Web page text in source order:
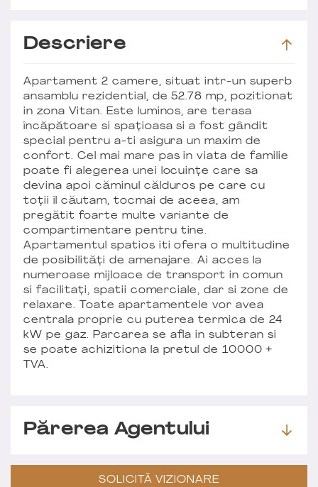
Descriere
Apartament 2 camere, situat intr-un superb
ansamblu rezidential, de 52.78 mp, pozitionat
in zona Vitan. Este luminos, are terasa
încăpătoare si spațioasa si a fost gândit
special pentru a-ti asigura un maxim de
confort. Cel mai mare pas in viata de familie
poate fi alegerea unei locuințe care sa
devina apoi căminul călduros pe care cu
toții îl căutam, tocmai de aceea, am
pregătit foarte multe variante de
compartimentare pentru tine.
Apartamentul spatios iti ofera o multitudine
de posibilități de amenajare. Ai acces la
numeroase mijloace de transport in comun
si facilitați, spatii comerciale, dar si zone de
relaxare. Toate apartamentele vor avea
centrala proprie cu puterea termica de 24
kW pe gaz. Parcarea se afla in subteran si
se poate achizitiona la pretul de 10000 +
TVA.
Părerea Agentului
SOLICITĂ VIZIONARE